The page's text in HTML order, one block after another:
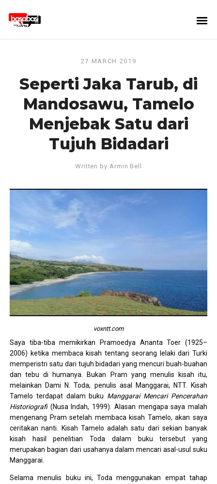
27 MARCH 2019
Seperti Jaka Tarub, di
Mandosawu, Tamelo
Menjebak Satu dari
Tujuh Bidadari
Written by Armin Bell
voxntt.com
Saya tiba-tiba memikirkan Pramoedya Ananta Toer (1925–
2006) ketika membaca kisah tentang seorang lelaki dari Turki
memperistri satu dari tujuh bidadari yang mencuri buah-buahan
dan tebu di humanya. Bukan Pram yang menulis kisah itu,
melainkan Dami N. Toda, penulis asal Manggarai, NTT. Kisah
Tamelo terdapat dalam buku Manggarai Mencari Pencerahan
Historiografi(Nusa Indah, 1999). Alasan mengapa saya malah
mengenang Pram setelah membaca kisah Tamelo, akan saya
ceritakan nanti. Kisah Tamelo adalah satu dari sekian banyak
kisah hasil penelitian Toda dalam buku tersebut yang
merupakan bagian dari usahanya dalam mencari asal-usul suku
Manggarai.
Selama menulis buku ini, Toda menggunakan empat tahap